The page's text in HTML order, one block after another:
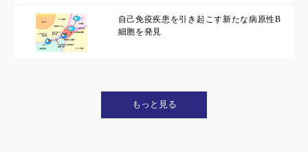
自己免疫疾患を引き起こす新たな病原性B
細胞を発見
もっと見る